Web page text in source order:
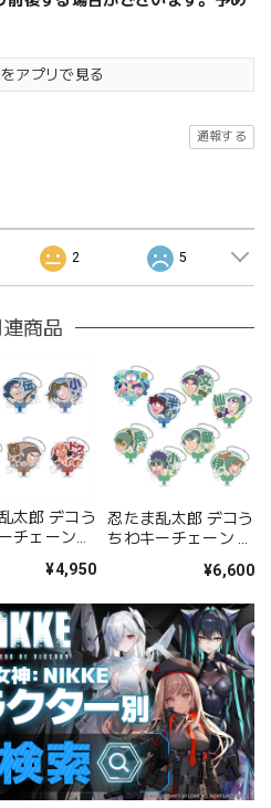
アプリで見る
通報する
2 5
連商品
太郎 デコう
チェーン
¥4,950
忍たま乱太郎 デコう
ちわキーチェーン A
¥6,600